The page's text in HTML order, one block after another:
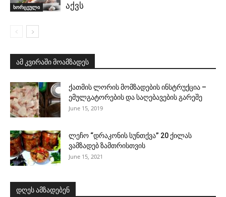
ხორცეული
აქვს
ამ კვირაში მოამზადეს
ქათმის ლორის მომზადების ინსტრუქცია –
ემულგატორების და საღებავების გარეშე
June 15, 2019
ლეჩო “დრაკონის სუნთქვა” 20 ქილას
ვამზადებ ზამთრისთვის
June 15, 2021
დღეს ამზადებენ